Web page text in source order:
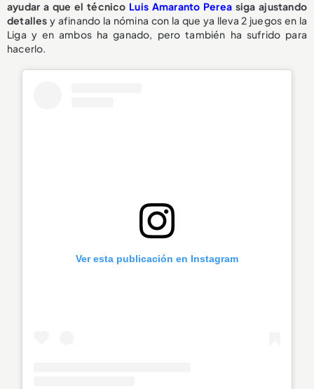
ayudar a que el técnico Luis Amaranto Perea siga ajustando
detalles y afinando la nómina con la que ya lleva 2 juegos en la
Liga y en ambos ha ganado, pero también ha sufrido para
hacerlo.
Ver esta publicación en Instagram